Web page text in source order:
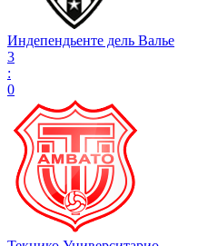
Индепендьенте дель Валье
3
:
0